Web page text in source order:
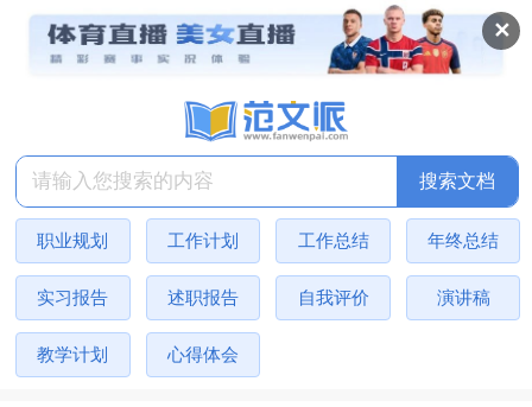
✕
搜索文档
职业规划 工作计划 工作总结 年终总结
实习报告 述职报告 自我评价 演讲稿
教学计划 心得体会